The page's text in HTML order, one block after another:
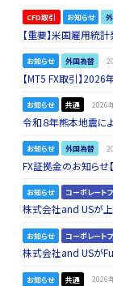
CFD取引 お知らせ
【重要】米国雇用統
お知らせ 外国為替
【MT5 FX取引】
お知らせ 共通 2026
令和８年熊本地震に
お知らせ 外国為替
FX証拠金のお知らせ
お知らせ コーポレート
株式会社and USが上
お知らせ コーポレート
株式会社and USが
お知らせ 共通 2026